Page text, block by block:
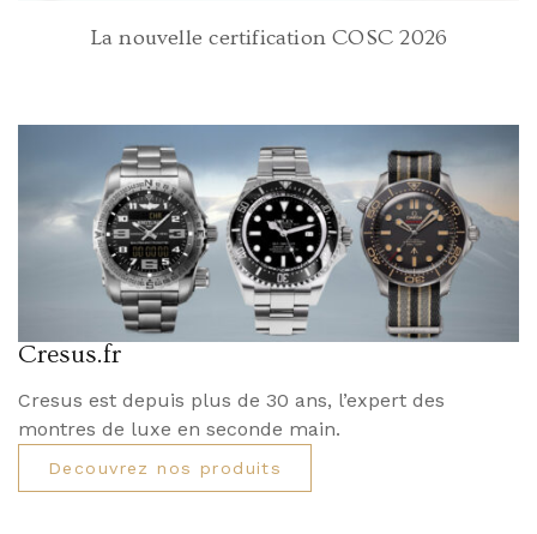
La nouvelle certification COSC 2026
Cresus.fr
Cresus est depuis plus de 30 ans, l’expert des
montres de luxe en seconde main.
Decouvrez nos produits